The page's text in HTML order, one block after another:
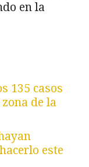
en la
135 casos
de la
este